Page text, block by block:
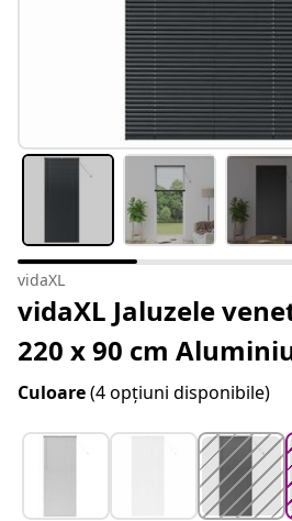
vidaXL
vidaXL Jaluzele
220 x 90 cm
Culoare(4 opțiuni disponibile)